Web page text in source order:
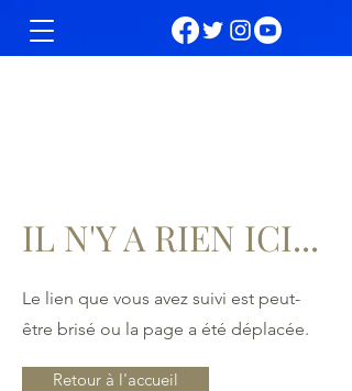
IL N'Y A RIEN ICI...
Le lien que vous avez suivi est peut-
être brisé ou la page a été déplacée.
Retour à l'accueil